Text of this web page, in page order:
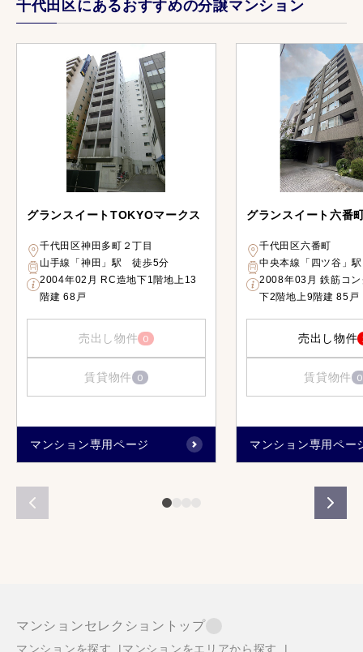
千代田区にあるおすすめの分譲マンション
グランスイートTOKYOマークス
千代田区神田多町２丁目
山手線「神田」駅 徒歩5分
2004年02月 RC造地下1階地上13
階建 68戸
売出し物件 0
賃貸物件 0
マンション専用ページ
グランスイート六番
千代田区六番町
中央本線「四ツ谷」
2008年03月 鉄筋コ
下2階地上9階建 85戸
売出し物件
賃貸物件 0
マンション専用ペー
マンションセレクショントップ
マンションを探す マンションをエリアから探す